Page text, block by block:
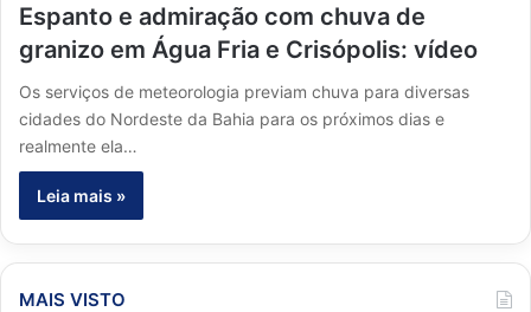
Espanto e admiração com chuva de
granizo em Água Fria e Crisópolis: vídeo
Os serviços de meteorologia previam chuva para diversas
cidades do Nordeste da Bahia para os próximos dias e
realmente ela…
Leia mais »
MAIS VISTO